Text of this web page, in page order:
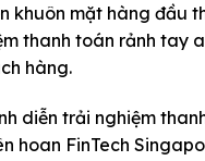
khuôn mặt hàng đầu
thanh toán rảnh tay
hàng.
diễn trải nghiệm
hoan FinTech